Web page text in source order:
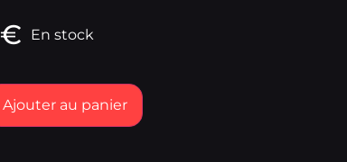
€ En stock
Ajouter au panier